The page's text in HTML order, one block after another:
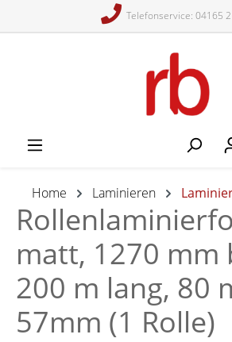
Telefonservice: 04165
Home Laminieren
matt, 1270 mm
200 m lang, 80
57mm (1 Rolle)